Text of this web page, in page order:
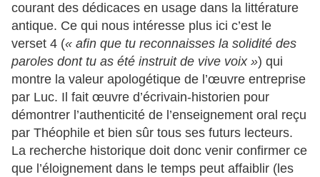
courant des dédicaces en usage dans la littérature
antique. Ce qui nous intéresse plus ici c’est le
verset 4 (« afin que tu reconnaisses la solidité des
paroles dont tu as été instruit de vive voix ») qui
montre la valeur apologétique de l’œuvre entreprise
par Luc. Il fait œuvre d’écrivain-historien pour
démontrer l’authenticité de l’enseignement oral reçu
par Théophile et bien sûr tous ses futurs lecteurs.
La recherche historique doit donc venir confirmer ce
que l’éloignement dans le temps peut affaiblir (les